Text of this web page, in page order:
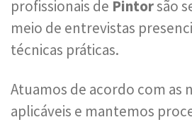
profissionais de Pintorsão
meio de entrevistas
técnicas práticas.
Atuamos de acordo com as
aplicáveis e mantemos